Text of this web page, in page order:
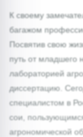
К своему
багажом
Посвятив свою
путь от младшего
лабораторией
диссертацию.
специалистом в
сои,
агрономической